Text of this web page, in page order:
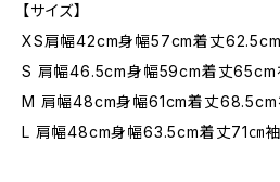
【サイズ】
XS肩幅42cm身幅57cm着丈
S 肩幅46.5cm身幅59cm着丈65cm
M 肩幅48cm身幅61cm着丈
L 肩幅48cm身幅63.5cm着丈71㎝